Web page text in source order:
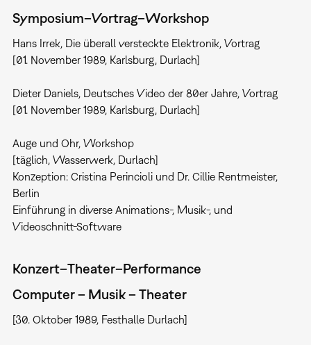
Symposium–Vortrag–Workshop
Hans Irrek, Die überall versteckte Elektronik, Vortrag
[01. November 1989, Karlsburg, Durlach]
Dieter Daniels, Deutsches Video der 80er Jahre, Vortrag
[01. November 1989, Karlsburg, Durlach]
Auge und Ohr, Workshop
[täglich, Wasserwerk, Durlach]
Konzeption: Cristina Perincioli und Dr. Cillie Rentmeister,
Berlin
Einführung in diverse Animations-, Musik-, und
Videoschnitt-Software
Konzert–Theater–Performance
Computer – Musik – Theater
[30. Oktober 1989, Festhalle Durlach]